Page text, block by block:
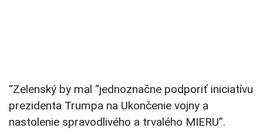
“Zelenský by mal “jednoznačne podporiť iniciatívu
prezidenta Trumpa na Ukončenie vojny a
nastolenie spravodlivého a trvalého MIERU”.